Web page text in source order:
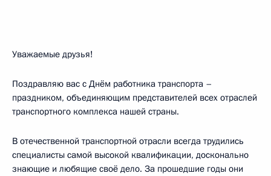
Уважаемые друзья!
Поздравляю вас с Днём работника транспорта –
праздником, объединяющим представителей всех отраслей
транспортного комплекса нашей страны.
В отечественной транспортной отрасли всегда трудились
специалисты самой высокой квалификации, досконально
знающие и любящие своё дело. За прошедшие годы они